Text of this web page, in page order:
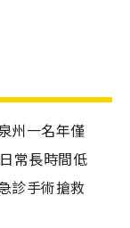
州一名年僅
常長時間低
診手術搶救